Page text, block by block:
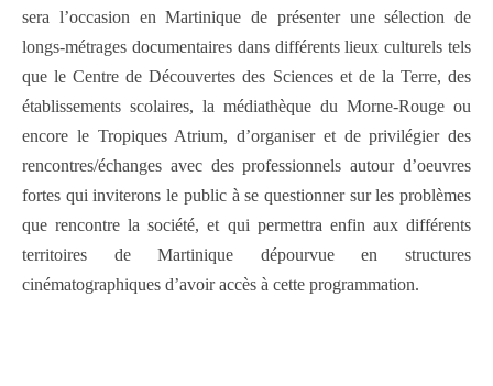
sera l’occasion en Martinique de présenter une sélection de
longs-métrages documentaires dans différents lieux culturels tels
que le Centre de Découvertes des Sciences et de la Terre, des
établissements scolaires, la médiathèque du Morne-Rouge ou
encore le Tropiques Atrium, d’organiser et de privilégier des
rencontres/échanges avec des professionnels autour d’oeuvres
fortes qui inviterons le public à se questionner sur les problèmes
que rencontre la société, et qui permettra enfin aux différents
territoires de Martinique dépourvue en structures
cinématographiques d’avoir accès à cette programmation.